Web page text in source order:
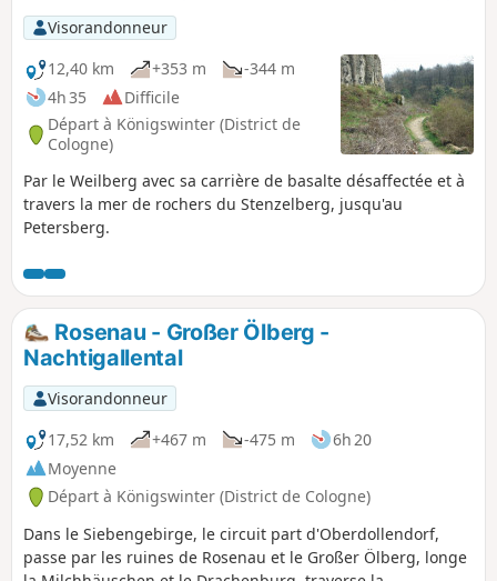
visite le Drachenfels et on marche à travers la célèbre vallée
des rossignols jusqu'à Königswinter.
Visorandonneur
12,40 km
+353 m
-344 m
4h 35
Difficile
Départ à Königswinter (District de
Cologne)
Par le Weilberg avec sa carrière de basalte désaffectée et à
travers la mer de rochers du Stenzelberg, jusqu'au
Petersberg.
Rosenau - Großer Ölberg -
Nachtigallental
Visorandonneur
17,52 km
+467 m -475 m
6h 20
Moyenne
Départ à Königswinter (District de Cologne)
Dans le Siebengebirge, le circuit part d'Oberdollendorf,
passe par les ruines de Rosenau et le Großer Ölberg, longe